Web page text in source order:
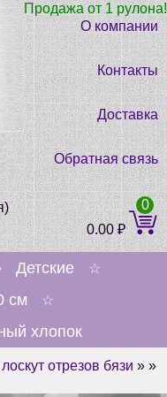
Продажа от 1 рулона!
О компании
Контакты
Доставка
Обратная связь
0.00₽
0
Детские ☆
см ☆
хлопок
отрезов бязи » »